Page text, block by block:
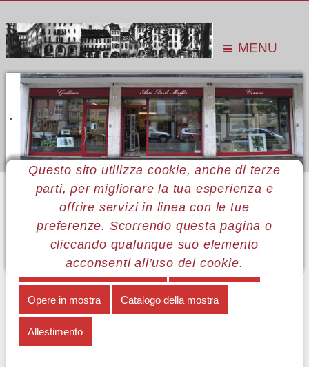
MENU
Questo sito utilizza cookie, anche di terze
parti, per migliorare la tua esperienza e
offrire servizi in linea con le tue
preferenze. Scorrendo questa pagina o
cliccando qualunque suo elemento
acconsenti all’uso dei cookie.
Sei qui: Home Le mostre
Mostre 2017
Andrea Favaretti
Allestimento
MENÙ ANDREA FAVARETTI
Degli oggetti e delle immagini Note biografiche
Opere in mostra Catalogo della mostra
Allestimento